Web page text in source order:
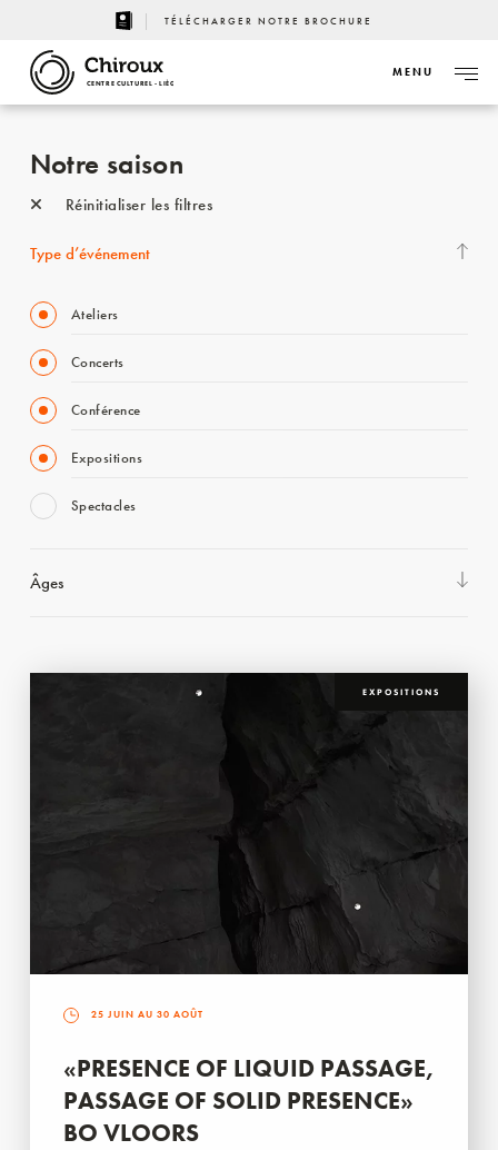
TÉLÉCHARGER NOTRE BROCHURE
CENTRE CULTUREL - LIÈGE
MENU
Notre saison
Réinitialiser les filtres
Type d’événement
Ateliers
Concerts
Conférence
Expositions
Spectacles
Âges
EXPOSITIONS
25 JUIN AU 30 AOÛT
«PRESENCE OF LIQUID PASSAGE,
PASSAGE OF SOLID PRESENCE»
BO VLOORS